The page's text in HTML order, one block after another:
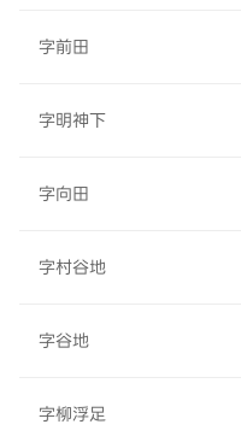
字前田
字明神下
字向田
字村谷地
字谷地
字柳浮足